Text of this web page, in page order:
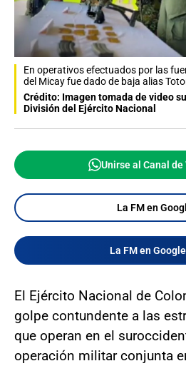
En operativos efectuados por las
del Micay fue dado de baja alias
Crédito: Imagen tomada de video
División del Ejército Nacional
Unirse al Canal de
La FM en
La FM en
El Ejército Nacional de
golpe contundente a las
que operan en el
operación militar conjunta